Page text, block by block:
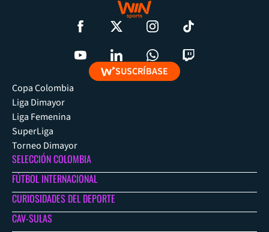
SUSCRÍBASE
Copa Colombia
Liga Dimayor
Liga Femenina
SuperLiga
Torneo Dimayor
SELECCIÓN COLOMBIA
FÚTBOL INTERNACIONAL
CURIOSIDADES DEL DEPORTE
CAV-SULAS